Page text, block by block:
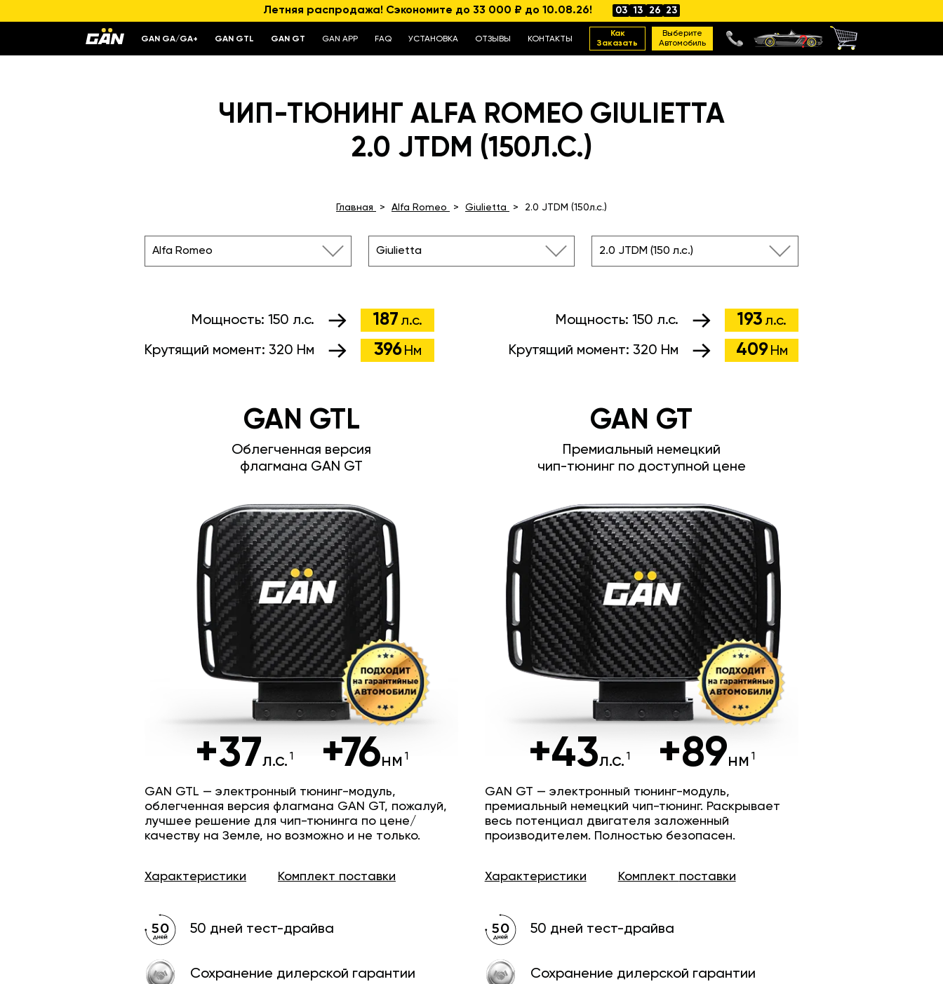
Летняя распродажа! Сэкономите до 33 000 ₽ до 10.08.26! 03 13 26 22
GAN GA/GA+ GAN GTL GAN GT GAN APP FAQ УСТАНОВКА ОТЗЫВЫ КОНТАКТЫ
Как
Заказать
Выберите
Автомобиль
ЧИП-ТЮНИНГ ALFA ROMEO GIULIETTA
2.0 JTDM (150Л.С.)
Главная Alfa Romeo Giulietta 2.0 JTDM (150л.с.)
Alfa Romeo Giulietta 2.0 JTDM (150 л.с.)
Мощность: 150 л.с. 193 л.с.
Крутящий момент: 320 Нм 409 Нм
Мощность: 150 л.с. 187 л.с.
Крутящий момент: 320 Нм 396 Нм
GAN GT
Премиальный немецкий
чип-тюнинг по доступной цене
+43л.с. +89нм
GAN GT — электронный тюнинг-модуль,
премиальный немецкий чип-тюнинг. Раскрывает
весь потенциал двигателя заложенный
производителем. Полностью безопасен.
Характеристики Комплект поставки
50 дней тест-драйва
Сохранение дилерской гарантии
GAN GTL
Облегченная версия
флагмана GAN GT
+37л.с. +76нм
GAN GTL — электронный тюнинг-модуль,
облегченная версия флагмана GAN GT, пожалуй,
лучшее решение для чип-тюнинга по цене/
качеству на Земле, но возможно и не только.
Характеристики Комплект поставки
50 дней тест-драйва
Сохранение дилерской гарантии